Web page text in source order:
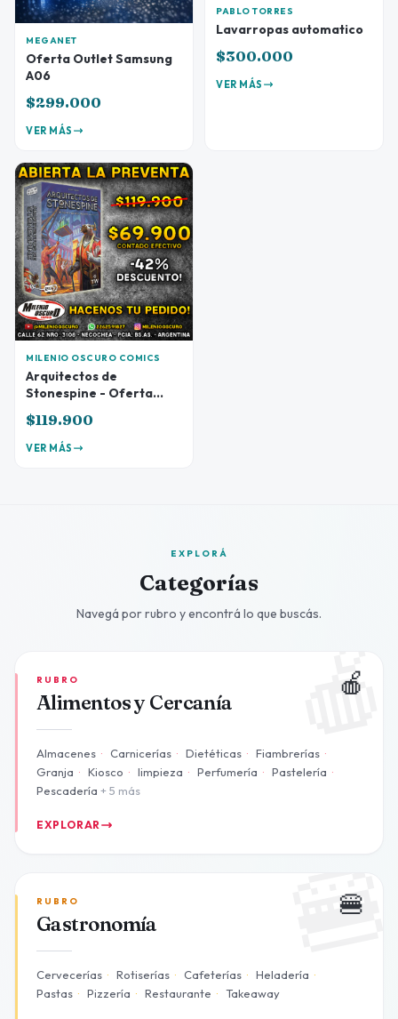
MEGANET
Oferta Outlet Samsung
A06
$299.000
VER MÁS
PABLO TORRES
Lavarropas automatico
$300.000
VER MÁS
MILENIO OSCURO COMICS
Arquitectos de
Stonespine - Oferta
Preventa
$119.900
VER MÁS
EXPLORÁ
Categorías
Navegá por rubro y encontrá lo que buscás.
🍎
RUBRO
Alimentos y Cercanía
Almacenes · Carnicerías · Dietéticas · Fiambrerías ·
Granja · Kiosco · limpieza · Perfumería · Pastelería ·
Pescadería + 5 más
EXPLORAR
🍔
RUBRO
Gastronomía
Cervecerías · Rotiserías · Cafeterías · Heladería ·
Pastas · Pizzería · Restaurante · Takeaway